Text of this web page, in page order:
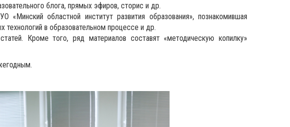
блога, прямых эфиров, сторис и др.
областной институт развития образования», познакомившая
в образовательном процессе и др.
Кроме того, ряд материалов составят «методическую копилку»